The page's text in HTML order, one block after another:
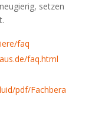
setzen
faq
faq.html
pdf/Fachbera